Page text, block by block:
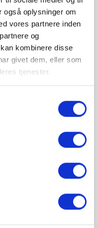
også oplysninger om
vores partnere inden
og
kombinere disse
givet dem, eller som
tjenester.
Alexa eller Siri, 1-